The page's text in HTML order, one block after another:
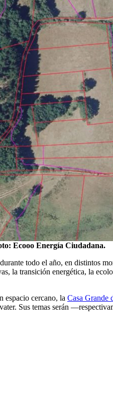
Ecooo Energía Ciudadana.
todo el año, en distintos
la transición energética, la
espacio cercano, la Casa Grande
Sus temas serán